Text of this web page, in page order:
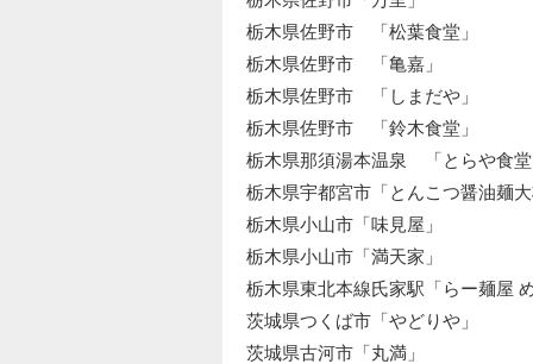
栃木県佐野市 「松葉食堂」
栃木県佐野市 「亀嘉」
栃木県佐野市 「しまだや」
栃木県佐野市 「鈴木食堂」
栃木県那須湯本温泉 「とらや食堂
栃木県宇都宮市「とんこつ醤油麺大
栃木県小山市「味見屋」
栃木県小山市「満天家」
栃木県東北本線氏家駅「らー麺屋 め
茨城県つくば市「やどりや」
茨城県古河市「丸満」